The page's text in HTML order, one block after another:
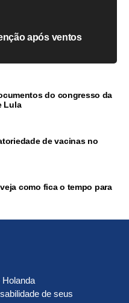
após ventos
do congresso da
Lula
de vacinas no
como fica o tempo para
Holanda
de seus